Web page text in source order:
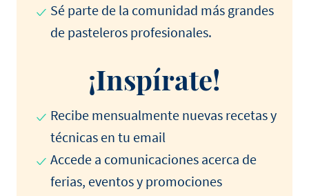
Sé parte de la comunidad más grandes
de pasteleros profesionales.
¡Inspírate!
Recibe mensualmente nuevas recetas y
técnicas en tu email
Accede a comunicaciones acerca de
ferias, eventos y promociones